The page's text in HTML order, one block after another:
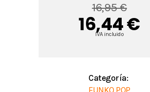
16,95 €
16,44 €
IVA incluido
Categoría:
FUNKO POP